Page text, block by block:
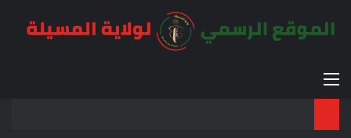
القائمة